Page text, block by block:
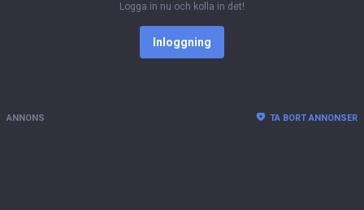
Logga in nu och kolla in det!
Inloggning
ANNONS TA BORT ANNONSER